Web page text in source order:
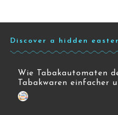
Discover a hidden
Wie Tabakautomaten
Tabakwaren einfacher